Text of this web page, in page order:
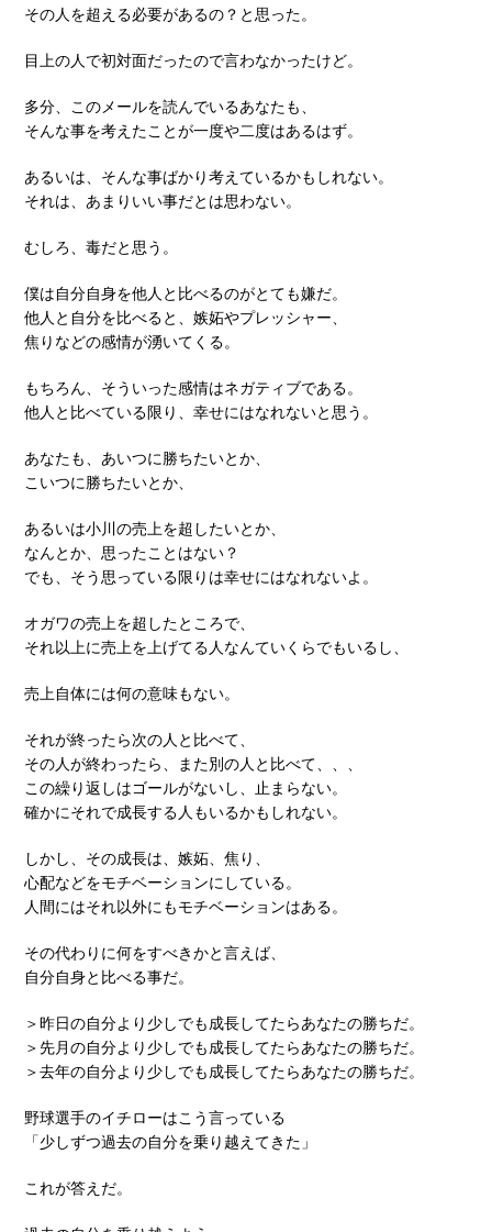
その人を超える必要があるの？と思った。
目上の人で初対面だったので言わなかったけど。
多分、このメールを読んでいるあなたも、
そんな事を考えたことが一度や二度はあるはず。
あるいは、そんな事ばかり考えているかもしれない。
それは、あまりいい事だとは思わない。
むしろ、毒だと思う。
僕は自分自身を他人と比べるのがとても嫌だ。
他人と自分を比べると、嫉妬やプレッシャー、
焦りなどの感情が湧いてくる。
もちろん、そういった感情はネガティブである。
他人と比べている限り、幸せにはなれないと思う。
あなたも、あいつに勝ちたいとか、
こいつに勝ちたいとか、
あるいは小川の売上を超したいとか、
なんとか、思ったことはない？
でも、そう思っている限りは幸せにはなれないよ。
オガワの売上を超したところで、
それ以上に売上を上げてる人なんていくらでもいるし、
売上自体には何の意味もない。
それが終ったら次の人と比べて、
その人が終わったら、また別の人と比べて、、、
この繰り返しはゴールがないし、止まらない。
確かにそれで成長する人もいるかもしれない。
しかし、その成長は、嫉妬、焦り、
心配などをモチベーションにしている。
人間にはそれ以外にもモチベーションはある。
その代わりに何をすべきかと言えば、
自分自身と比べる事だ。
＞昨日の自分より少しでも成長してたらあなたの勝ちだ。
＞先月の自分より少しでも成長してたらあなたの勝ちだ。
＞去年の自分より少しでも成長してたらあなたの勝ちだ。
野球選手のイチローはこう言っている
「少しずつ過去の自分を乗り越えてきた」
これが答えだ。